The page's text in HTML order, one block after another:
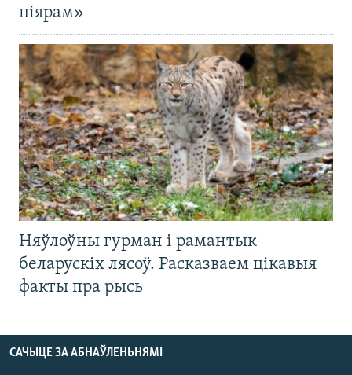
піярам»
Няўлоўны гурман і рамантык
беларускіх лясоў. Расказваем цікавыя
факты пра рысь
САЧЫЦЕ ЗА АБНАЎЛЕНЬНЯМІ